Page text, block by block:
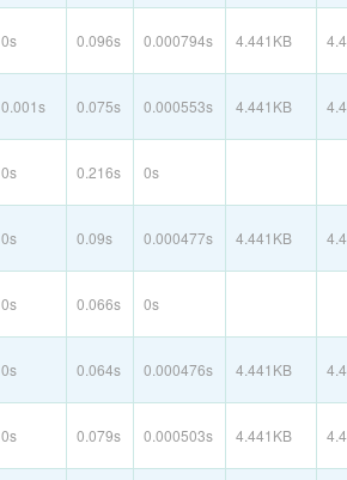
0s 0.096s 0.000794s 4.441KB
0.001s 0.075s 0.000553s 4.441KB
0s 0.216s 0s
0s 0.09s 0.000477s 4.441KB
0s 0.066s 0s
0s 0.064s 0.000476s 4.441KB
0s 0.079s 0.000503s 4.441KB